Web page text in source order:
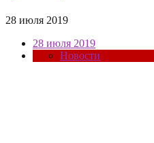
28 июля 2019
28 июля 2019
Новости